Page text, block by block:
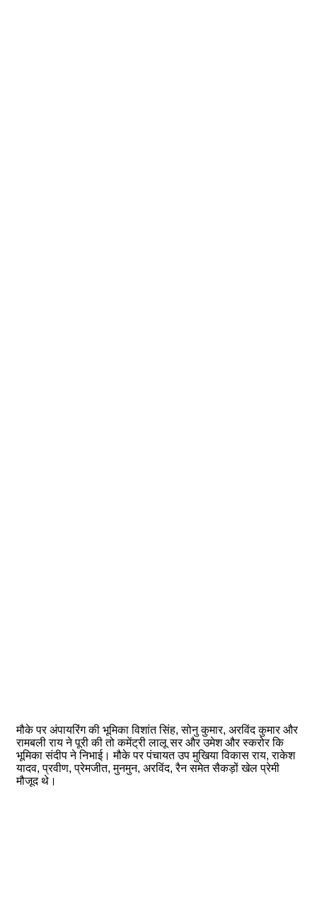
मौके पर अंपायरिंग की भूमिका विशांत सिंह, सोनु कुमार, अरविंद कुमार और
रामबली राय ने पूरी की तो कमेंट्री लालू सर और उमेश और स्करोर कि
भूमिका संदीप ने निभाई। मौके पर पंचायत उप मुखिया विकास राय, राकेश
यादव, प्रवीण, प्रेमजीत, मुनमुन, अरविंद, रैन समेत सैकड़ों खेल प्रेमी
मौजूद थे।